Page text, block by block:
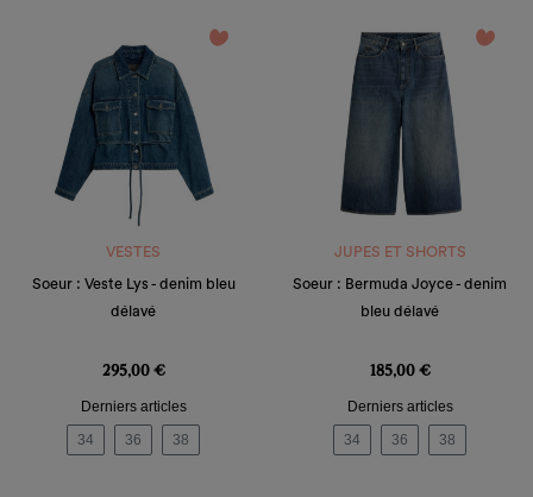
favorite_border
VESTES
Soeur : Veste Lys - denim bleu
délavé
295,00 €
Derniers articles
34
36 38
favorite_border
JUPES ET SHORTS
Soeur : Bermuda Joyce - denim
bleu délavé
185,00 €
Derniers articles
34
36 38